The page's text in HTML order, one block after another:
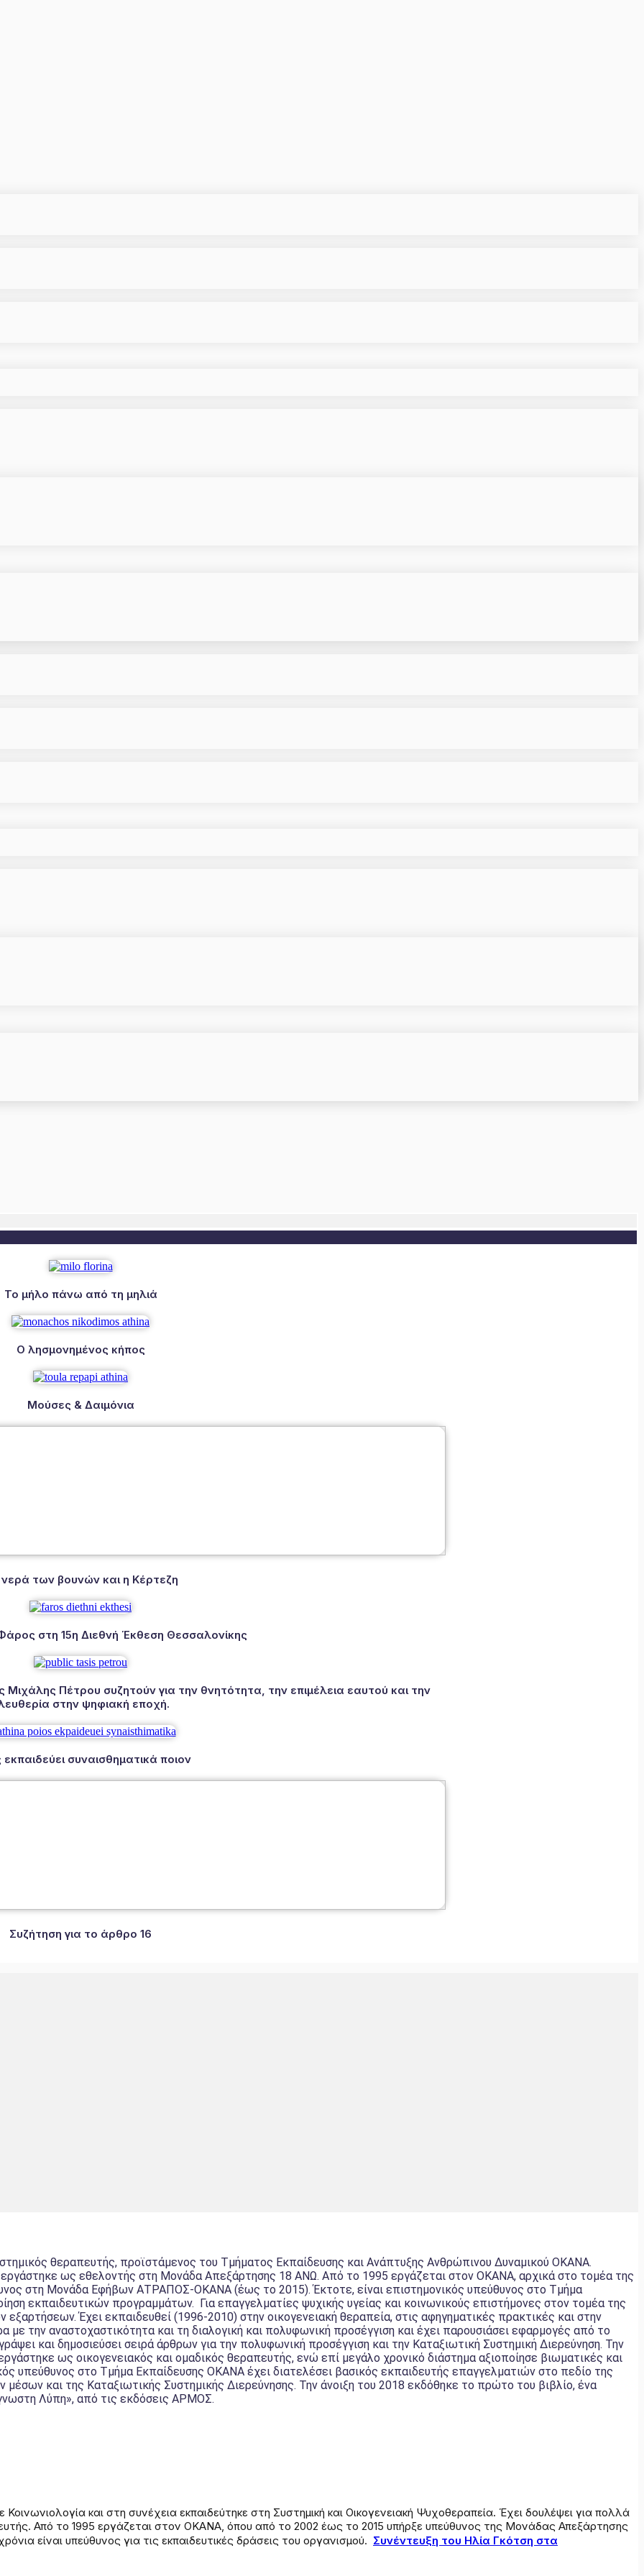
Το μήλο πάνω από τη μηλιά
Ο λησμονημένος κήπος
Μούσες & Δαιμόνια
των βουνών και η Κέρτεζη
στη 15η Διεθνή Έκθεση Θεσσαλονίκης
Πέτρου συζητούν για την θνητότητα, την επιμέλεια εαυτού και την
στην ψηφιακή εποχή.
εκπαιδεύει συναισθηματικά ποιον
Συζήτηση για το άρθρο 16
θεραπευτής, προϊστάμενος του Τμήματος Εκπαίδευσης και Ανάπτυξης Ανθρώπινου Δυναμικού ΟΚΑΝΑ.
ως εθελοντής στη Μονάδα Απεξάρτησης 18 ΑΝΩ. Από το 1995 εργάζεται στον ΟΚΑΝΑ, αρχικά στο τομέα της
στη Μονάδα Εφήβων ΑΤΡΑΠΟΣ-ΟΚΑΝΑ (έως το 2015). Έκτοτε, είναι επιστημονικός υπεύθυνος στο Τμήμα
εκπαιδευτικών προγραμμάτων. Για επαγγελματίες ψυχικής υγείας και κοινωνικούς επιστήμονες στον τομέα της
Έχει εκπαιδευθεί (1996-2010) στην οικογενειακή θεραπεία, στις αφηγηματικές πρακτικές και στην
με την αναστοχαστικότητα και τη διαλογική και πολυφωνική προσέγγιση και έχει παρουσιάσει εφαρμογές από το
και δημοσιεύσει σειρά άρθρων για την πολυφωνική προσέγγιση και την Καταξιωτική Συστημική Διερεύνηση. Την
ως οικογενειακός και ομαδικός θεραπευτής, ενώ επί μεγάλο χρονικό διάστημα αξιοποίησε βιωματικές και
υπεύθυνος στο Τμήμα Εκπαίδευσης ΟΚΑΝΑ έχει διατελέσει βασικός εκπαιδευτής επαγγελματιών στο πεδίο της
και της Καταξιωτικής Συστημικής Διερεύνησης. Την άνοιξη του 2018 εκδόθηκε το πρώτο του βιβλίο, ένα
Λύπη», από τις εκδόσεις ΑΡΜΟΣ.
και στη συνέχεια εκπαιδεύτηκε στη Συστημική και Οικογενειακή Ψυχοθεραπεία. Έχει δουλέψει για πολλά
Από το 1995 εργάζεται στον ΟΚΑΝΑ, όπου από το 2002 έως το 2015 υπήρξε υπεύθυνος της Μονάδας Απεξάρτησης
είναι υπεύθυνος για τις εκπαιδευτικές δράσεις του οργανισμού. Συνέντευξη του Ηλία Γκότση στα